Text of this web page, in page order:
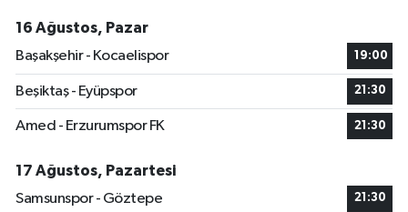
16 Ağustos, Pazar
Başakşehir - Kocaelispor
19:00
Beşiktaş - Eyüpspor 21:30
Amed - Erzurumspor FK 21:30
17 Ağustos, Pazartesi
Samsunspor - Göztepe
21:30